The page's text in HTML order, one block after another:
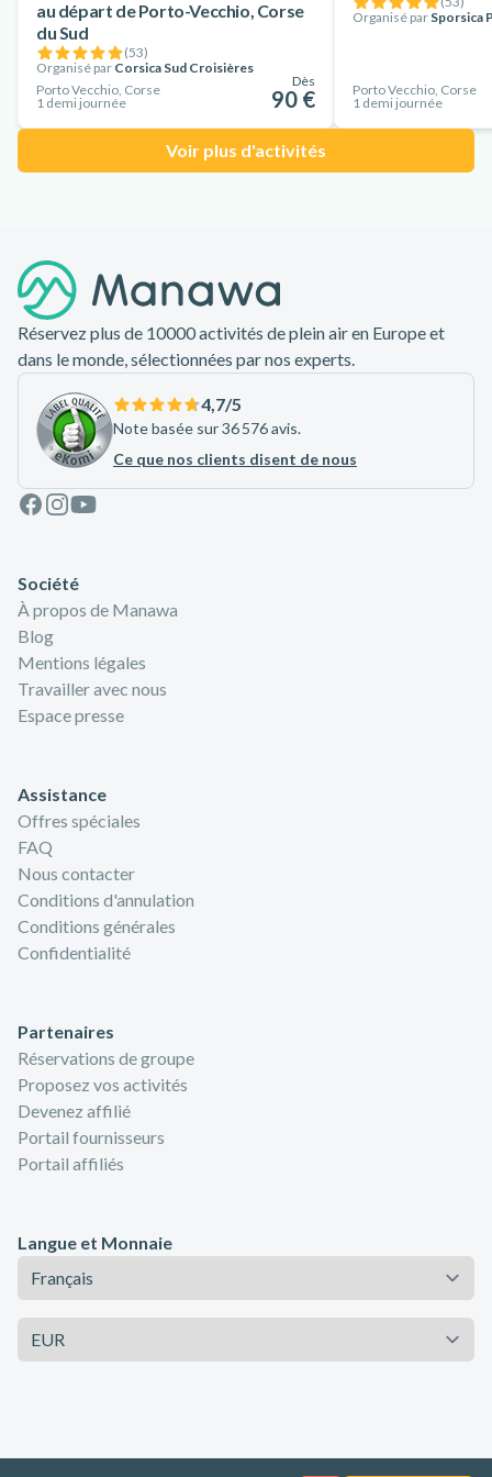
au départ de Porto-Vecchio, Corse
du Sud
(53)
Organisé par Corsica Sud Croisières
Porto Vecchio, Corse
1 demi journée
Dès
90 €
Organisé par Sporsica
Porto Vecchio, Corse
1 demi journée
Voir plus d'activités
Réservez plus de 10000 activités de plein air en Europe et
dans le monde, sélectionnées par nos experts.
4,7/5
Note basée sur 36 576 avis.
Ce que nos clients disent de nous
Facebook
Instagram
Youtube
Société
À propos de Manawa
Blog
Mentions légales
Travailler avec nous
Espace presse
Assistance
Offres spéciales
FAQ
Nous contacter
Conditions d'annulation
Conditions générales
Confidentialité
Partenaires
Réservations de groupe
Proposez vos activités
Devenez affilié
Portail fournisseurs
Portail affiliés
Langue et Monnaie